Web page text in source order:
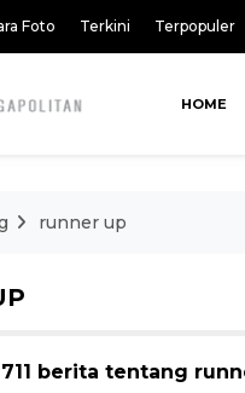
Foto Terkini Terpopuler
HOME
runner up
berita tentang